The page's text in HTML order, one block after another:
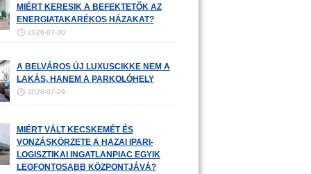
MIÉRT KERESIK A BEFEKTETŐK AZ
ENERGIATAKARÉKOS HÁZAKAT?
2026-07-30
A BELVÁROS ÚJ LUXUSCIKKE NEM A
LAKÁS, HANEM A PARKOLÓHELY
2026-07-29
MIÉRT VÁLT KECSKEMÉT ÉS
VONZÁSKÖRZETE A HAZAI IPARI-
LOGISZTIKAI INGATLANPIAC EGYIK
LEGFONTOSABB KÖZPONTJÁVÁ?